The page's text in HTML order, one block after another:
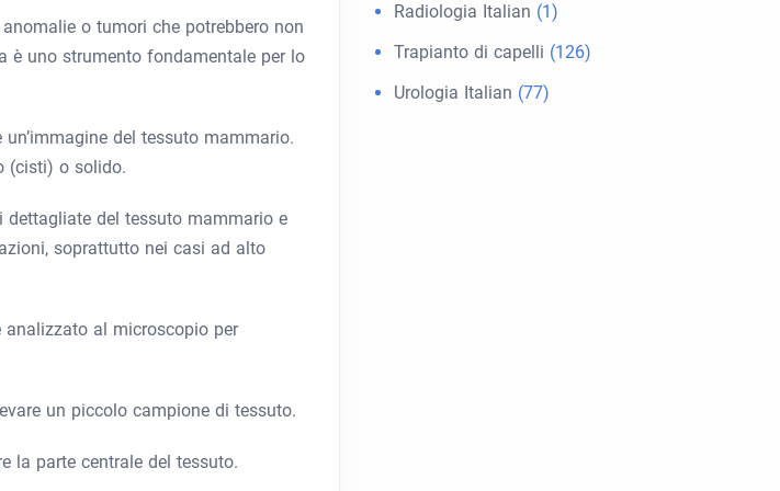
o tumori che potrebbero non
è uno strumento fondamentale per lo
del tessuto mammario.
(cisti) o solido.
del tessuto mammario e
soprattutto nei casi ad alto
analizzato al microscopio per
un piccolo campione di tessuto.
la parte centrale del tessuto.
Radiologia Italian (1)
Trapianto di capelli (126)
Urologia Italian (77)